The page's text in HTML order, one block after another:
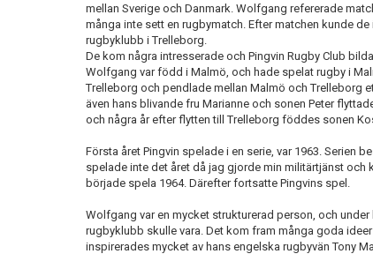
mellan Sverige och Danmark. Wolfgang refererade
många inte sett en rugbymatch. Efter matchen kunde
rugbyklubb i Trelleborg.
De kom några intresserade och Pingvin Rugby Club
Wolfgang var född i Malmö, och hade spelat rugby i
Trelleborg och pendlade mellan Malmö och Trelleborg
även hans blivande fru Marianne och sonen Peter
och några år efter flytten till Trelleborg föddes sonen
Första året Pingvin spelade i en serie, var 1963. Serien
spelade inte det året då jag gjorde min militärtjänst och
började spela 1964. Därefter fortsatte Pingvins spel.
Wolfgang var en mycket strukturerad person, och
rugbyklubb skulle vara. Det kom fram många goda
inspirerades mycket av hans engelska rugbyvän Tony